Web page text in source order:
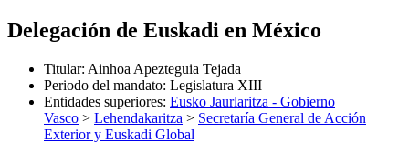
Delegación de Euskadi en México
Titular: Ainhoa Apezteguia Tejada
Periodo del mandato: Legislatura XIII
Entidades superiores: Eusko Jaurlaritza - Gobierno
Vasco > Lehendakaritza > Secretaría General de Acción
Exterior y Euskadi Global